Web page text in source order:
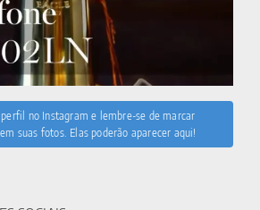
perfil no Instagram e lembre-se de marcar
suas fotos. Elas poderão aparecer aqui!